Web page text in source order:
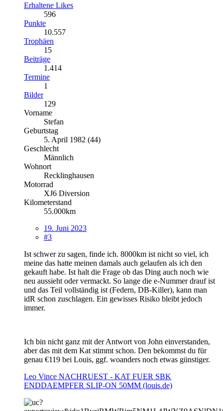
Erhaltene Likes
596
Punkte
10.557
Trophäen
15
Beiträge
1.414
Termine
1
Bilder
129
Vorname
Stefan
Geburtstag
5. April 1982 (44)
Geschlecht
Männlich
Wohnort
Recklinghausen
Motorrad
XJ6 Diversion
Kilometerstand
55.000km
19. Juni 2023
#3
Ist schwer zu sagen, finde ich. 8000km ist nicht so viel, ich
meine das hatte meinen damals auch gelaufen als ich den
gekauft habe. Ist halt die Frage ob das Ding auch noch wie
neu aussieht oder vermackt. So lange die e-Nummer drauf ist
und das Teil vollständig ist (Federn, DB-Killer), kann man
idR schon zuschlagen. Ein gewisses Risiko bleibt jedoch
immer.
Ich bin nicht ganz mit der Antwort von John einverstanden,
aber das mit dem Kat stimmt schon. Den bekommst du für
genau €119 bei Louis, ggf. woanders noch etwas günstiger.
Leo Vince NACHRUEST - KAT FUER SBK
ENDDAEMPFER SLIP-ON 50MM (louis.de)